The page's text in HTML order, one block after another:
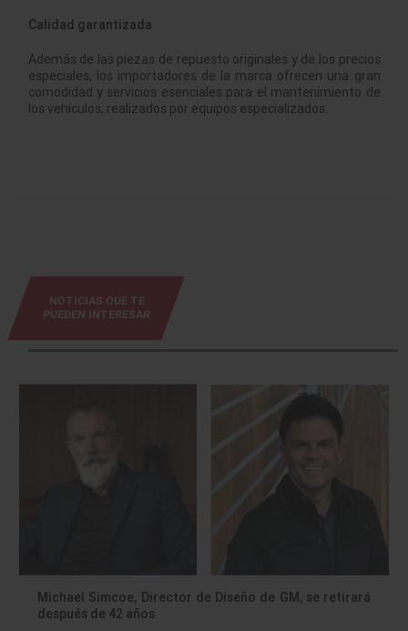
Calidad garantizada
Además de las piezas de repuesto originales y de los precios
especiales, los importadores de la marca ofrecen una gran
comodidad y servicios esenciales para el mantenimiento de
los vehículos, realizados por equipos especializados.
NOTICIAS QUE TE
PUEDEN INTERESAR
Michael Simcoe, Director de Diseño de GM, se retirará
después de 42 años